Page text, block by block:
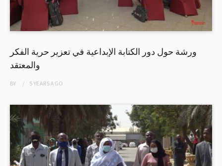
ورشة حول دور الكتابة الإبداعية في تعزير حرية الفكر
والمعتقد
BY 5 YEARSAGO